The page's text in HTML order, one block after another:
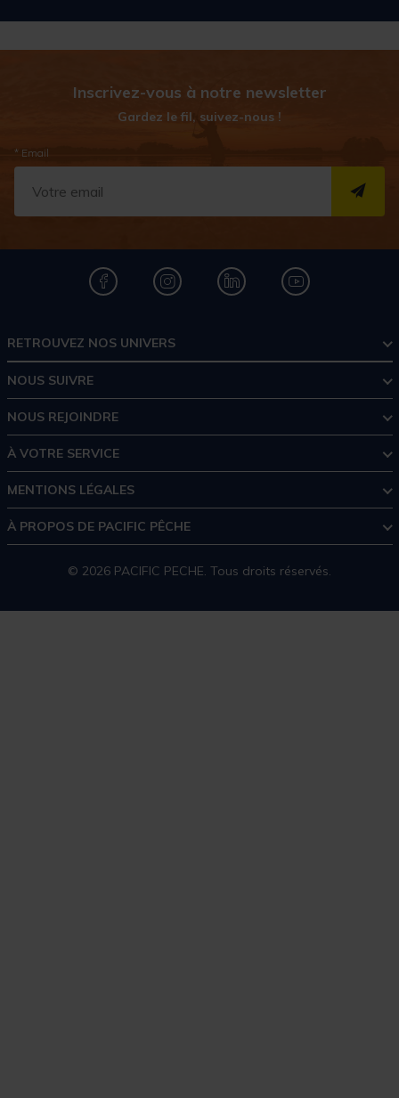
Inscrivez-vous à notre newsletter
Gardez le fil, suivez-nous !
* Email
RETROUVEZ NOS UNIVERS
NOUS SUIVRE
NOUS REJOINDRE
À VOTRE SERVICE
MENTIONS LÉGALES
À PROPOS DE PACIFIC PÊCHE
© 2026 PACIFIC PECHE. Tous droits réservés.